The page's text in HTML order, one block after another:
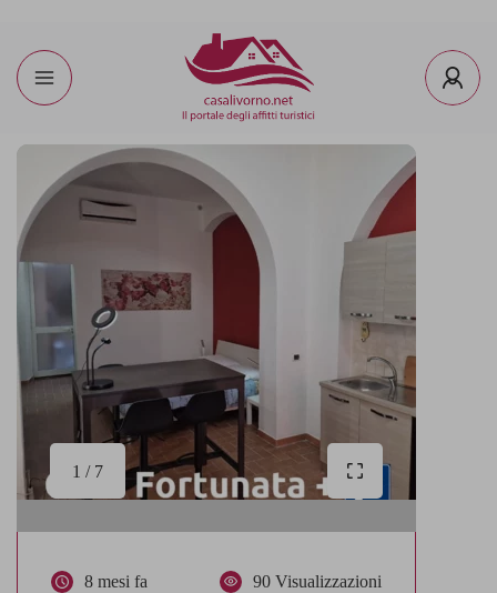
1 / 7
8 mesi fa 90 Visualizzazioni